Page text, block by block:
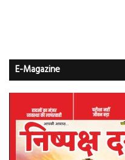
E-Magazine